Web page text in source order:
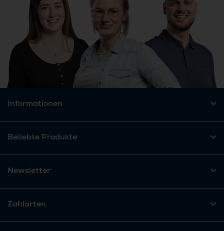
Informationen
Beliebte Produkte
Newsletter
Zahlarten